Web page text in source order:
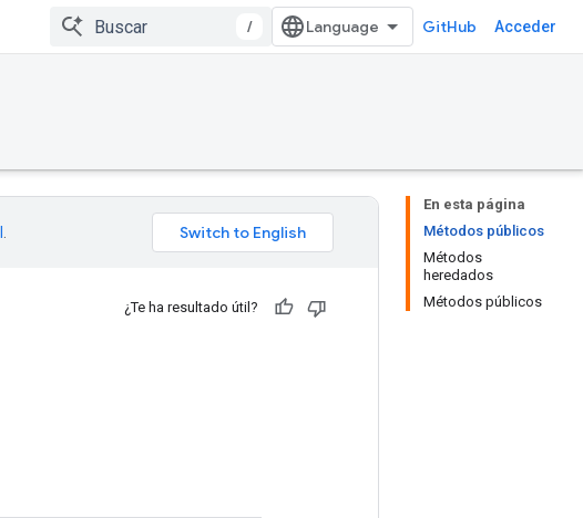
/ GitHub Acceder
En esta página
Métodos públicos
Métodos
heredados
Métodos públicos
¿Te ha resultado útil?